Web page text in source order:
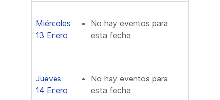
Miércoles
13 Enero
No hay eventos para
esta fecha
Jueves
14 Enero
No hay eventos para
esta fecha